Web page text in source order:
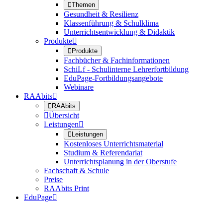
Themen
Gesundheit & Resilienz
Klassenführung & Schulklima
Unterrichtsentwicklung & Didaktik
Produkte
Produkte
Fachbücher & Fachinformationen
SchiLf - Schulinterne Lehrerfortbildung
EduPage-Fortbildungsangebote
Webinare
RAAbits
RAAbits
Übersicht
Leistungen
Leistungen
Kostenloses Unterrichtsmaterial
Studium & Referendariat
Unterrichtsplanung in der Oberstufe
Fachschaft & Schule
Preise
RAAbits Print
EduPage